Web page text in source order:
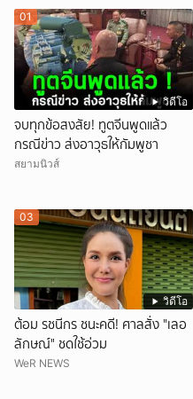
วิดีโอ
01
จบทุกข้อสงสัย! ทูตจีนพูดแล้ว
กรณีข่าว ส่งอาวุธให้กัมพูชา
สยามนิวส์
วิดีโอ
03
ต้อม รชนีกร ชนะคดี! ศาลสั่ง "เลอ
ลักษณ์" ชดใช้อ่วม
WeR NEWS